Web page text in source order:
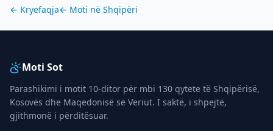
← Kryefaqja← Moti në Shqipëri
Moti Sot
Parashikimi i motit 10-ditor për mbi 130 qytete të Shqipërisë,
Kosovës dhe Maqedonisë së Veriut. I saktë, i shpejtë,
gjithmonë i përditësuar.